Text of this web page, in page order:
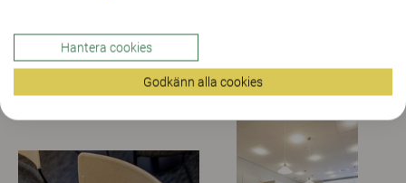
Se fler bilder från Saab Stockholm
Hantera cookies
Godkänn alla cookies